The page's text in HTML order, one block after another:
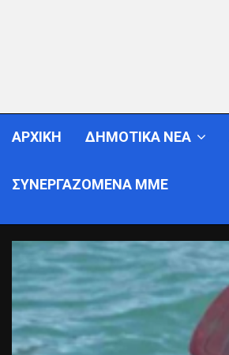
ΑΡΧΙΚΗ ΔΗΜΟΤΙΚΑ ΝΕΑ
ΣΥΝΕΡΓΑΖΟΜΕΝΑ ΜΜΕ